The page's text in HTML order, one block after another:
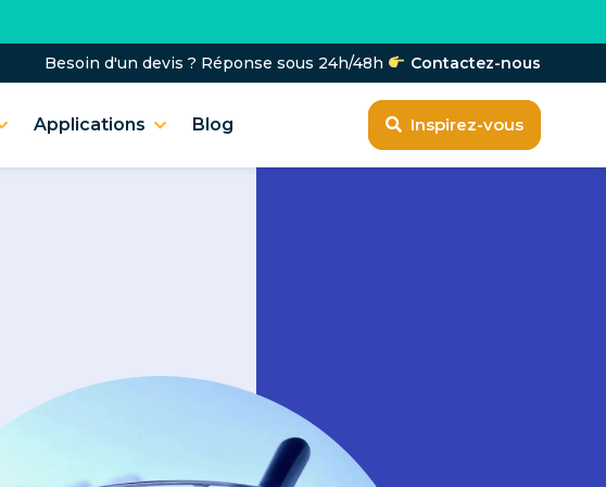
Besoin d'un devis ? Réponse sous 24h/48h Contactez-nous
Applications Blog Inspirez-vous